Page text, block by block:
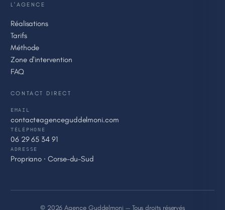
L'AGENCE
Réalisations
Tarifs
Méthode
Zone d'intervention
FAQ
CONTACT DIRECT
EMAIL
contact@agenceguddelmoni.com
TÉLÉPHONE
06 29 65 34 91
ADRESSE
Propriano · Corse-du-Sud
© 2026 Agence Guddelmoni — Tous droits réservés